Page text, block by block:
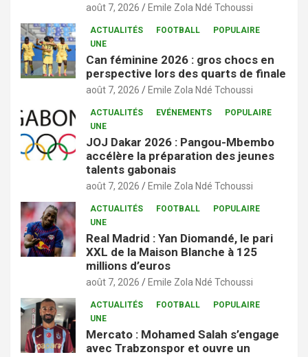
août 7, 2026 Emile Zola Ndé Tchoussi
ACTUALITÉS FOOTBALL
POPULAIRE
UNE
Can féminine 2026 : gros chocs en
perspective lors des quarts de finale
août 7, 2026 Emile Zola Ndé Tchoussi
ACTUALITÉS EVÉNEMENTS
POPULAIRE
UNE
JOJ Dakar 2026 : Pangou-Mbembo
accélère la préparation des jeunes
talents gabonais
août 7, 2026 Emile Zola Ndé Tchoussi
ACTUALITÉS FOOTBALL
POPULAIRE
UNE
Real Madrid : Yan Diomandé, le pari
XXL de la Maison Blanche à 125
millions d’euros
août 7, 2026 Emile Zola Ndé Tchoussi
ACTUALITÉS FOOTBALL
POPULAIRE
UNE
Mercato : Mohamed Salah s’engage
avec Trabzonspor et ouvre un